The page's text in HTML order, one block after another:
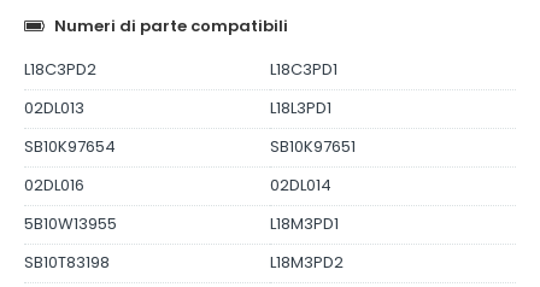
Numeri di parte compatibili
L18C3PD2
L18C3PD1
02DL013
L18L3PD1
SB10K97654
SB10K97651
02DL016
02DL014
5B10W13955
L18M3PD1
SB10T83198
L18M3PD2